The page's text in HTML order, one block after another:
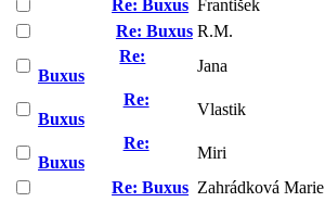
Re: Buxus František
Re: Buxus R.M.
Re:
Buxus
Jana
Re:
Buxus
Vlastik
Re:
Buxus
Miri
Re: Buxus Zahrádková Marie